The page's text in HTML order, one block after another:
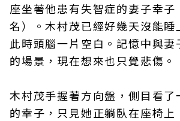
座坐著他患有失智症的妻子幸子
名）。木村茂已經好幾天沒能睡
此時頭腦一片空白。記憶中與妻
的場景，現在想來也只覺悲傷。
木村茂手握著方向盤，側目看了
的幸子，只見她正躺臥在座椅上